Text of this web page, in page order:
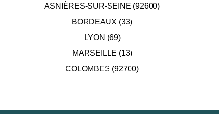
ASNIÈRES-SUR-SEINE (92600)
BORDEAUX (33)
LYON (69)
MARSEILLE (13)
COLOMBES (92700)